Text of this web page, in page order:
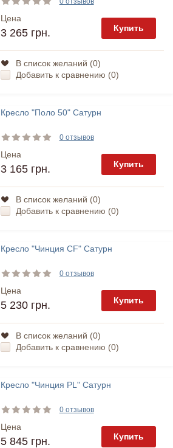
Цена
3 265 грн. Купить
В список желаний (0)
Добавить к сравнению (0)
Кресло "Поло 50" Сатурн
0 отзывов
Цена
3 165 грн. Купить
В список желаний (0)
Добавить к сравнению (0)
Кресло "Чинция CF" Сатурн
0 отзывов
Цена
5 230 грн. Купить
В список желаний (0)
Добавить к сравнению (0)
Кресло "Чинция PL" Сатурн
0 отзывов
Цена
5 845 грн. Купить